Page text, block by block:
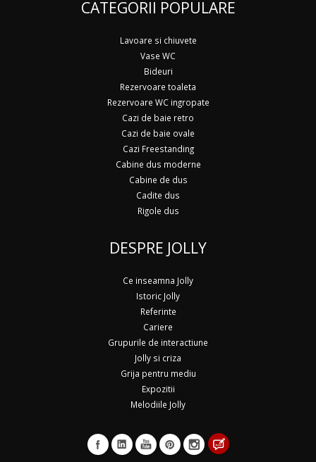
CATEGORII POPULARE
Lavoare si chiuvete
Vase WC
Bideuri
Rezervoare toaleta
Rezervoare WC ingropate
Cazi de baie retro
Cazi de baie ovale
Cazi Freestanding
Cabine dus moderne
Cabine de dus
Cadite dus
Rigole dus
DESPRE JOLLY
Ce inseamna Jolly
Istoric Jolly
Referinte
Cariere
Grupurile de interactiune
Jolly si criza
Grija pentru mediu
Expozitii
Melodiile Jolly